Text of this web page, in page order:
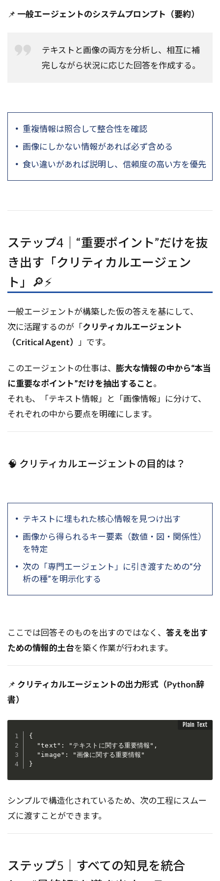
📌 一般エージェントのシステムプロンプト（要約）
テキストと画像の両方を分析し、相互に補
完しながら状況に応じた回答を作成する。
重複情報は照合して整合性を確認
画像にしかない情報があれば必ず含める
食い違いがあれば説明し、信頼度の高い方を優先
ステップ4｜“重要ポイント”だけを抜
き出す「クリティカルエージェン
ト」🔎⚡
一般エージェントが構築した仮の答えを基にして、
次に活躍するのが「クリティカルエージェント
（Critical Agent）
」です。
このエージェントの仕事は、 膨大な情報の中から“本当
に重要なポイント”だけを抽出すること。
それも、「テキスト情報」と「画像情報」に分けて、
それぞれの中から要点を明確にします。
🧠 クリティカルエージェントの目的は？
テキストに埋もれた核心情報を見つけ出す
画像から得られるキー要素（数値・図・関係性）
を特定
次の「専門エージェント」に引き渡すための“分
析の種”を明示化する
ここでは回答そのものを出すのではなく、 答えを出す
ための情報的土台を築く作業が行われます。
📌 クリティカルエージェントの出力形式（Python辞
書）
{
  "text": "テキストに関する重要情報",
  "image": "画像に関する重要情報"
シンプルで構造化されているため、次の工程にスムー
ズに渡すことができます。
ステップ5｜すべての知見を統合